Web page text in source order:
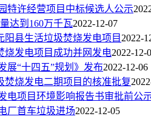
特许经营项目中标候选人公示
达到160万千瓦2022-12-07
阳县生活垃圾焚烧发电项目 2022-
烧发电项目成功并网发电2022-12-
展“十四五”规划》发布2022-12-06
焚烧发电二期项目的核准批复
电项目环境影响报告书审批前公
厂首车垃圾进场2022-12-05